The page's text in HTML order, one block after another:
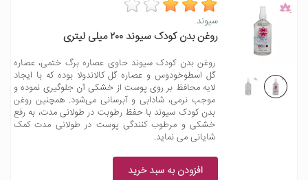
سیوند
روغن بدن کودک سیوند ۲۰۰ میلی لیتری
روغن بدن کودک سیوند حاوی عصاره برگ ختمی، عصاره
گل اسطوخودوس و عصاره گل کالاندولا بوده که با ایجاد
لایه محافظ بر روی پوست از خشکی آن جلوگیری نموده و
موجب نرمی، شادابی و آبرسانی می‌شود. همچنین روغن
بدن کودک سیوند با حفظ رطوبت در طولانی مدت، به رفع
خشکی و مرطوب کنندگی پوست در طولانی مدت کمک
شایانی می نماید.
افزودن به سبد خرید